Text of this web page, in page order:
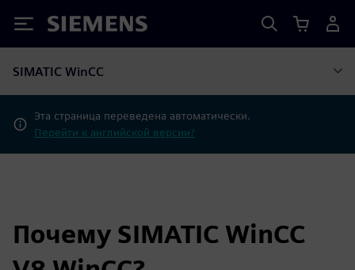
Siemens
SIMATIC WinCC
Эта страница переведена автоматически.
Перейти к английской версии?
Почему SIMATIC WinCC